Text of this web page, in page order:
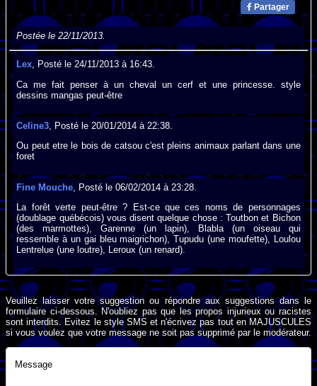
Partager
Postée le 22/11/2013.
Lex, Posté le 24/11/2013 à 16:43.
Ca me fait penser à un cheval un cerf et une princesse. style
dessins mangas peut-être
Celine3, Posté le 20/01/2014 à 22:38.
Ou peut etre le bois de catsou c'est pleins animaux parlant dans une
foret
Fine Mouche , Posté le 06/02/2014 à 23:28.
La forêt verte peut-être ? Est-ce que ces noms de personnages
(doublage québécois) vous disent quelque chose : Toutbon et Bichon
(des marmottes), Garenne (un lapin), Blabla (un oiseau qui
ressemble à un gai bleu maigrichon), Tupudu (une moufette), Loulou
Lentrelue (une loutre), Leroux (un renard).
Veuillez laisser votre suggestion ou répondre aux suggestions dans le
formulaire ci-dessous. N'oubliez pas que les propos injurieux ou racistes
sont interdits. Evitez le style SMS et n'écrivez pas tout en MAJUSCULES
si vous voulez que votre message ne soit pas supprimé par le modérateur.
Message